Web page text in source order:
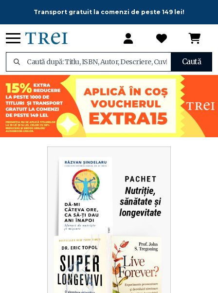
Transport gratuit la comenzi de peste 149 lei!
Caută